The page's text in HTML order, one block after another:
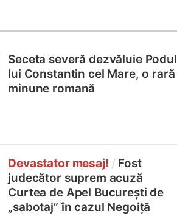
Seceta severă dezvăluie Podul
lui Constantin cel Mare, o rară
minune romană
Devastator mesaj! / Fost
judecător suprem acuză
Curtea de Apel București de
„sabotaj” în cazul Negoiță